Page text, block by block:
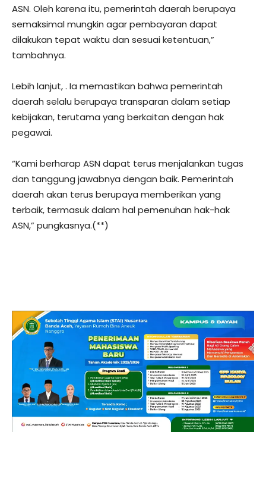
ASN. Oleh karena itu, pemerintah daerah berupaya
semaksimal mungkin agar pembayaran dapat
dilakukan tepat waktu dan sesuai ketentuan,”
tambahnya.
Lebih lanjut, . Ia memastikan bahwa pemerintah
daerah selalu berupaya transparan dalam setiap
kebijakan, terutama yang berkaitan dengan hak
pegawai.
“Kami berharap ASN dapat terus menjalankan tugas
dan tanggung jawabnya dengan baik. Pemerintah
daerah akan terus berupaya memberikan yang
terbaik, termasuk dalam hal pemenuhan hak-hak
ASN,” pungkasnya.(**)